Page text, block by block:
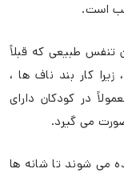
تنفس طبیعی که قبلاً
کار بند ناف ها ،
در كودكان دارای
می گیرد.
می شوند تا شانه ها